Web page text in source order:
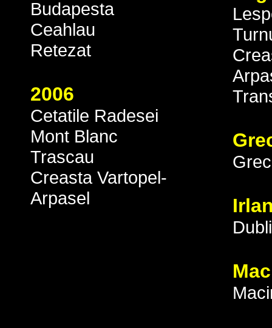
Budapesta
Ceahlau
Retezat
2006
Cetatile Radesei
Mont Blanc
Trascau
Creasta Vartopel-
Arpasel